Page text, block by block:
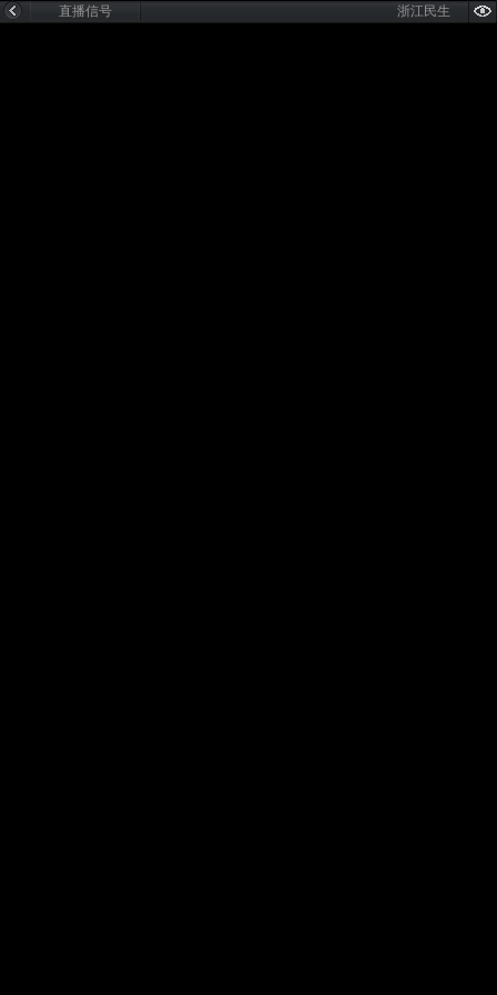
直播信号 浙江民生